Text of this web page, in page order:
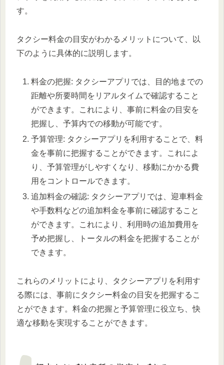
す。
タクシー料金の目安がわかるメリットについて、以
下のように具体的に説明します。
料金の把握: タクシーアプリでは、目的地までの
距離や所要時間をリアルタイムで確認すること
ができます。これにより、事前に料金の目安を
把握し、予算内での移動が可能です。
予算管理: タクシーアプリを利用することで、料
金を事前に把握することができます。これによ
り、予算管理がしやすくなり、移動にかかる費
用をコントロールできます。
追加料金の確認: タクシーアプリでは、迎車料金
や手数料などの追加料金を事前に確認すること
ができます。これにより、利用時の追加費用を
予め把握し、トータルの料金を把握することが
できます。
これらのメリットにより、タクシーアプリを利用す
る際には、事前にタクシー料金の目安を把握するこ
とができます。料金の把握と予算管理に役立ち、快
適な移動を実現することができます。